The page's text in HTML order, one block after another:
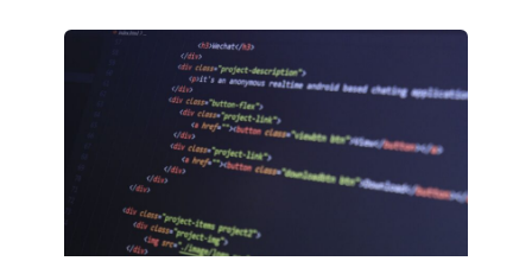
ПОЛЕЗНЫХ
ИНСТРУМЕНТОВ
ДЛЯ
РАБОТЫ